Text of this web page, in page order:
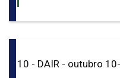
10 - DAIR - outubro